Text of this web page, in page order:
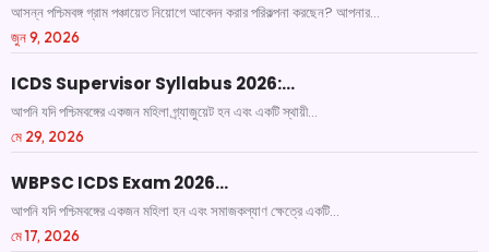
আসন্ন পশ্চিমবঙ্গ গ্রাম পঞ্চায়েত নিয়োগে আবেদন করার পরিকল্পনা করছেন? আপনার...
জুন 9, 2026
ICDS Supervisor Syllabus 2026:…
আপনি যদি পশ্চিমবঙ্গের একজন মহিলা গ্র্যাজুয়েট হন এবং একটি স্থায়ী...
মে 29, 2026
WBPSC ICDS Exam 2026…
আপনি যদি পশ্চিমবঙ্গের একজন মহিলা হন এবং সমাজকল্যাণ ক্ষেত্রে একটি...
মে 17, 2026